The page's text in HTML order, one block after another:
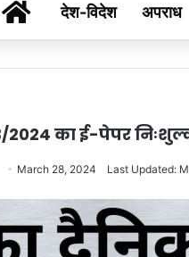
BHARAT SAMMAN
देश-विदेश अपराध
2024 का ई-पेपर
March 28, 2024 Last Updated: